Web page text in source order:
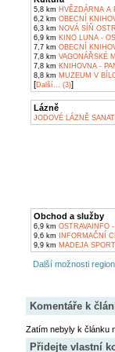
5,8 km HVĚZDÁRNA A
6,2 km OBECNÍ
6,3 km NOVÁ SÍŇ
6,9 km KINO LUNA -
7,7 km OBECNÍ
7,8 km VAGONÁŘSKÉ
7,8 km KNIHOVNA -
8,8 km MUZEUM V
[Další... (3)]
Lázně
JODOVÉ LÁZNĚ
Obchod a služby
6,9 km OSTRAVAINFO
9,6 km INFORMAČNÍ
9,9 km MADEJA SPORT
Další možnosti
Komentáře k
Zatím nebyly k článku
Přidejte vlastní